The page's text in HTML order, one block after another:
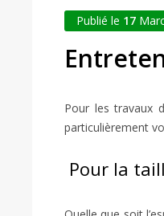
Publié le 17
Pour les travaux
particulièrement
Pour la